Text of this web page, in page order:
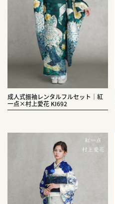
成人式振袖レンタルフルセット｜紅
一点×村上愛花 KI692